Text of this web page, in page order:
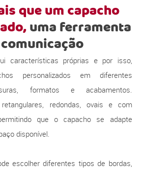
que um capacho
uma ferramenta
características próprias e por isso,
personalizados em diferentes
formatos e acabamentos.
redondas, ovais e com
que o capacho se adapte
disponível.
escolher diferentes tipos de bordas,